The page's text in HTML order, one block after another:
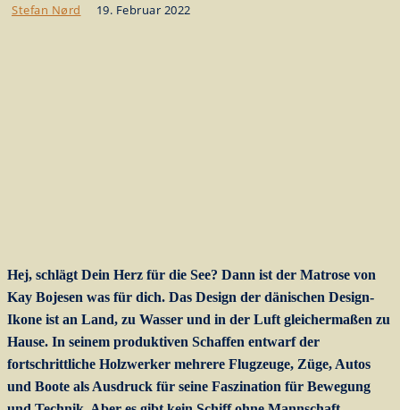
Stefan Nørd 19. Februar 2022
Hej, schlägt Dein Herz für die See? Dann ist der Matrose von
Kay Bojesen was für dich. Das Design der dänischen Design-
Ikone ist an Land, zu Wasser und in der Luft gleichermaßen zu
Hause. In seinem produktiven Schaffen entwarf der
fortschrittliche Holzwerker mehrere Flugzeuge, Züge, Autos
und Boote als Ausdruck für seine Faszination für Bewegung